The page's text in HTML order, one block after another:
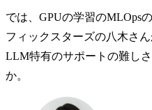
では、GPUの学習のMLOps
フィックスターズの八木さ
LLM特有のサポートの難し
か。